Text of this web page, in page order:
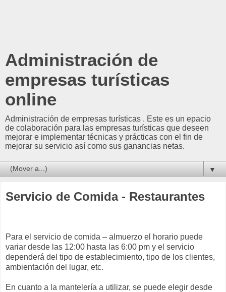
Administración de
empresas turísticas
online
Administración de empresas turísticas . Este es un epacio
de colaboración para las empresas turísticas que deseen
mejorar e implementar técnicas y prácticas con el fin de
mejorar su servicio así como sus ganancias netas.
▼
Servicio de Comida - Restaurantes
Para el servicio de comida – almuerzo el horario puede
variar desde las 12:00 hasta las 6:00 pm y el servicio
dependerá del tipo de establecimiento, tipo de los clientes,
ambientación del lugar, etc.
En cuanto a la mantelería a utilizar, se puede elegir desde